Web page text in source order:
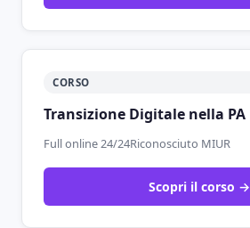
CORSO
Transizione Digitale nella PA
Full online 24/24Riconosciuto MIUR
Scopri il corso →